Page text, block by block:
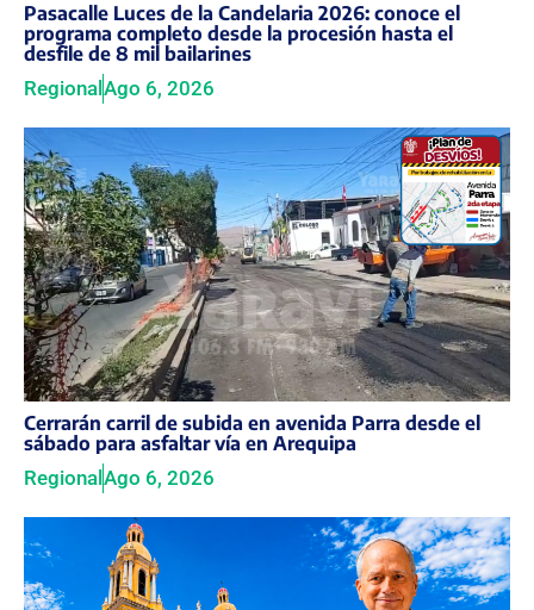
Pasacalle Luces de la Candelaria 2026: conoce el
programa completo desde la procesión hasta el
desfile de 8 mil bailarines
Regional Ago 6, 2026
Cerrarán carril de subida en avenida Parra desde el
sábado para asfaltar vía en Arequipa
RegionalAgo 6, 2026